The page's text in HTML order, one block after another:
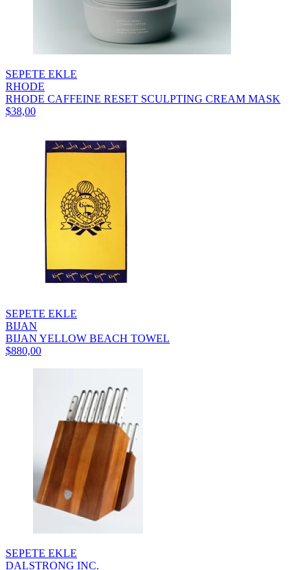
SEPETE EKLE
RHODE
RHODE CAFFEINE RESET SCULPTING CREAM MASK
$38,00
SEPETE EKLE
BIJAN
BIJAN YELLOW BEACH TOWEL
$880,00
SEPETE EKLE
DALSTRONG INC.